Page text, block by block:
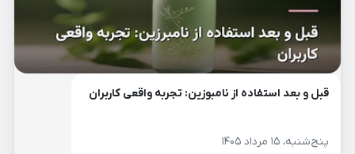
قبل و بعد استفاده از نامبوزین: تجربه واقعی کاربران
پنج‌شنبه، ۱۵ مرداد ۱۴۰۵